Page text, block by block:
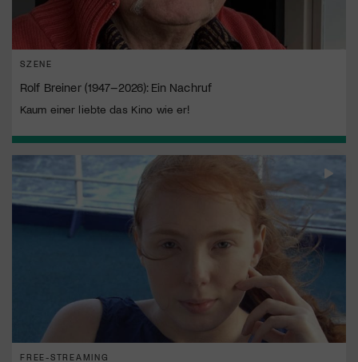
SZENE
Rolf Breiner (1947–2026): Ein Nachruf
Kaum einer liebte das Kino wie er!
FREE-STREAMING